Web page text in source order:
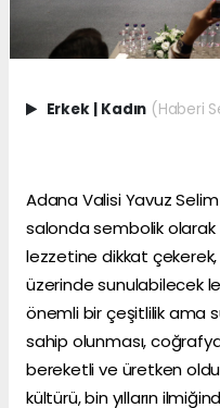
Erkek Kadın (Haberi
Adana Valisi Yavuz Selim
salonda sembolik
lezzetine dikkat çekerek,
üzerinde sunulabilecek
önemli bir çeşitlilik ama
sahip olunması,
bereketli ve üretken
kültürü, bin yılların